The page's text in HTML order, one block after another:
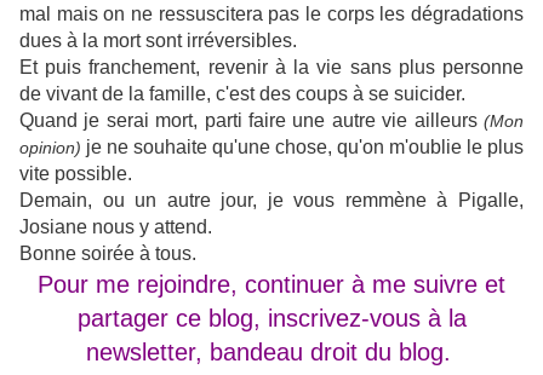
mal mais on ne ressuscitera pas le corps les dégradations
dues à la mort sont irréversibles.
Et puis franchement, revenir à la vie sans plus personne
de vivant de la famille, c'est des coups à se suicider.
Quand je serai mort, parti faire une autre vie ailleurs (Mon
opinion) je ne souhaite qu'une chose, qu'on m'oublie le plus
vite possible.
Demain, ou un autre jour, je vous remmène à Pigalle,
Josiane nous y attend.
Bonne soirée à tous.
Pour me rejoindre, continuer à me suivre et
partager ce blog, inscrivez-vous à la
newsletter, bandeau droit du blog.